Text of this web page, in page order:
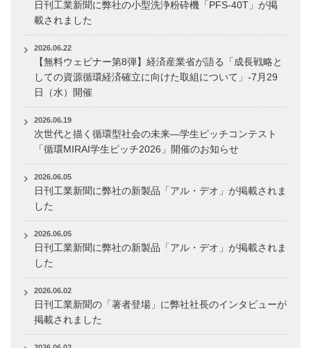
日刊工業新聞に弊社の小型洗浄粉砕機「PFS-40T」が掲
載されました
2026.06.22
【無料ウェビナー第8弾】経済産業省が語る「成長戦略と
しての資源循環経済確立に向けた取組について」-7月29
日（水）開催
2026.06.19
次世代と描く循環型社会の未来―学生ピッチコンテスト
「循環MIRAI学生ピッチ2026」開催のお知らせ
2026.06.05
日刊工業新聞に弊社の新製品「アル・デオ」が掲載されま
した
2026.06.05
日刊工業新聞に弊社の新製品「アル・デオ」が掲載されま
した
2026.06.02
日刊工業新聞の「著者登場」に弊社社長のインタビューが
掲載されました